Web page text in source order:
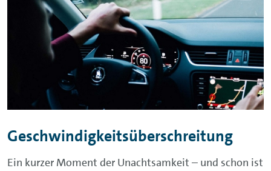
Geschwindigkeitsüberschreitung
Ein kurzer Moment der Unachtsamkeit – und schon ist